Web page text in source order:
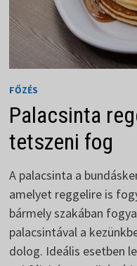
FŐZÉS
Palacsinta
tetszeni fog
A palacsinta a
amelyet reggelire is
bármely szakában
palacsintával a
dolog. Ideális esetben